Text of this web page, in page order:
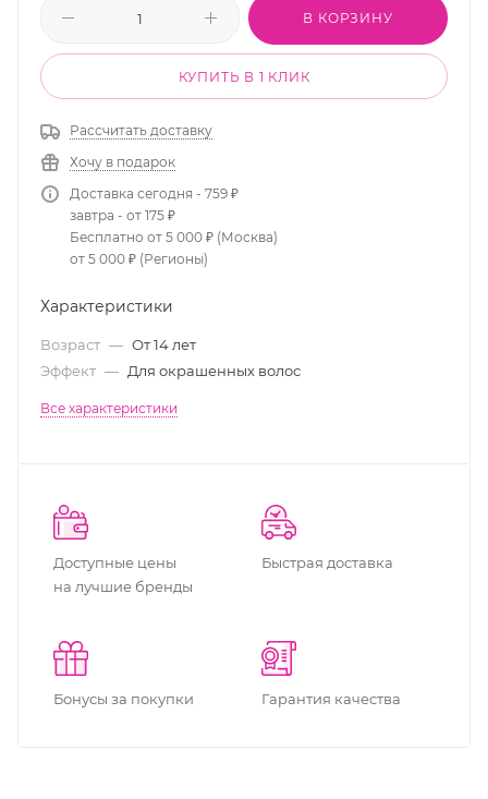
В КОРЗИНУ
КУПИТЬ В 1 КЛИК
Рассчитать доставку
Хочу в подарок
Доставка сегодня - 759 ₽
завтра - от 175 ₽
Бесплатно от 5 000 ₽ (Москва)
от 5 000 ₽ (Регионы)
Характеристики
Возраст — От 14 лет
Эффект — Для окрашенных волос
Все характеристики
Доступные цены
на лучшие бренды
Быстрая доставка
Бонусы за покупки Гарантия качества